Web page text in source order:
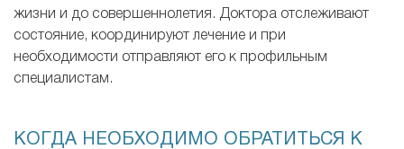
жизни и до совершеннолетия. Доктора отслеживают
состояние, координируют лечение и при
необходимости отправляют его к профильным
специалистам.
КОГДА НЕОБХОДИМО ОБРАТИТЬСЯ К